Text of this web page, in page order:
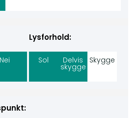
Nei
Lysforhold:
Sol Delvis
skygge
Skygge